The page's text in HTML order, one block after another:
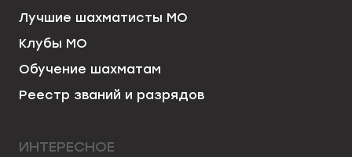
Лучшие шахматисты МО
Клубы МО
Обучение шахматам
Реестр званий и разрядов
ИНТЕРЕСНОЕ